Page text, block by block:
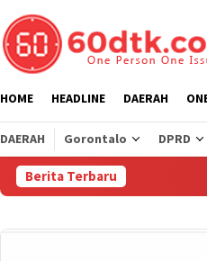
HOME HEADLINE DAERAH
DAERAH Gorontalo DPRD
Berita Terbaru